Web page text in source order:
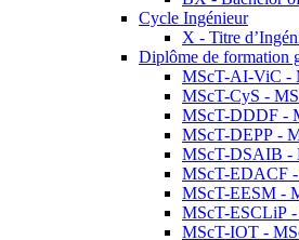
Cycle Ingénieur
X - Titre
Diplôme de formation
MScT-AI-ViC -
MScT-CyS -
MScT-DDDF -
MScT-DEPP -
MScT-DSAIB -
MScT-EDACF -
MScT-EESM -
MScT-ESCLiP -
MScT-IOT -